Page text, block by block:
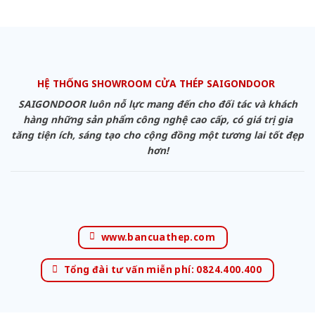
HỆ THỐNG SHOWROOM CỬA THÉP SAIGONDOOR
SAIGONDOOR luôn nỗ lực mang đến cho đối tác và khách
hàng những sản phẩm công nghệ cao cấp, có giá trị gia
tăng tiện ích, sáng tạo cho cộng đồng một tương lai tốt đẹp
hơn!
www.bancuathep.com
Tổng đài tư vấn miễn phí: 0824.400.400